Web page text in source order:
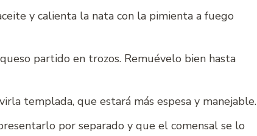
y calienta la nata con la pimienta a fuego
partido en trozos. Remuévelo bien hasta
templada, que estará más espesa y manejable.
por separado y que el comensal se lo